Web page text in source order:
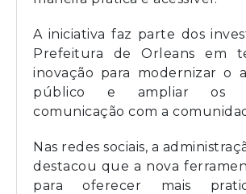
A iniciativa faz parte dos
Prefeitura de Orleans em
inovação para modernizar o
público e ampliar os
comunicação com a
Nas redes sociais, a
destacou que a nova
para oferecer mais